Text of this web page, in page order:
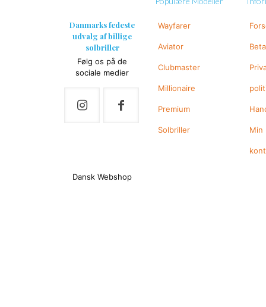
Danmarks fedeste
udvalg af billige
solbriller
Følg os på de
sociale medier
Dansk Webshop
Wayfarer
Aviator
Clubmaster
Millionaire
Premium
Solbriller Min